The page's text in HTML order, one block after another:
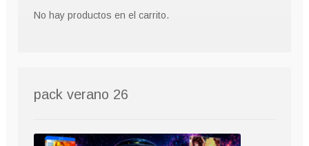
No hay productos en el carrito.
pack verano 26